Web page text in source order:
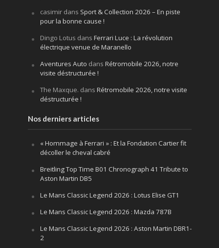
casimirdans Sport & Collection 2026 – En piste
pour la bonne cause !
Dingo Lotus dans Ferrari Luce : La révolution
électrique venue de Maranello
Aventures Auto dans Rétromobile 2026, notre
visite déstructurée !
The Maxque. dans Rétromobile 2026, notre visite
déstructurée !
Nos derniers articles
« Hommage à Ferrari » : Et la Fondation Cartier fit
décoller le cheval cabré
Breitling Top Time B01 Chronograph 41 Tribute to
Aston Martin DB5
Le Mans Classic Legend 2026 : Lotus Elise GT1
Le Mans Classic Legend 2026 : Mazda 787B
Le Mans Classic Legend 2026 : Aston Martin DBR1-
2